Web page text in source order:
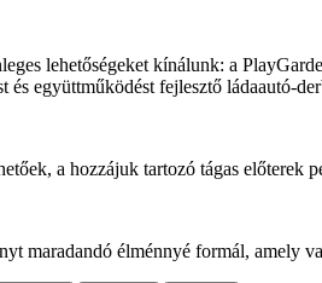
lehetőségeket kínálunk: a
együttműködést fejlesztő ládaautó-
a hozzájuk tartozó tágas előterek
maradandó élménnyé formál, amely